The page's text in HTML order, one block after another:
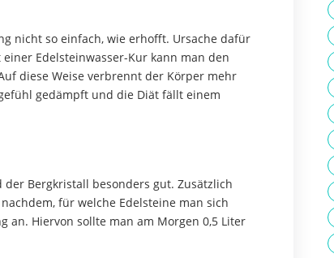
nicht so einfach, wie erhofft. Ursache dafür
Edelsteinwasser-Kur kann man den
diese Weise verbrennt der Körper mehr
gedämpft und die Diät fällt einem
Bergkristall besonders gut. Zusätzlich
für welche Edelsteine man sich
an. Hiervon sollte man am Morgen 0,5 Liter